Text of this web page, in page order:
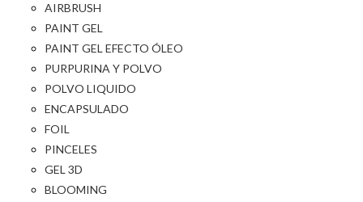
AIRBRUSH
PAINT GEL
PAINT GEL EFECTO ÓLEO
PURPURINA Y POLVO
POLVO LIQUIDO
ENCAPSULADO
FOIL
PINCELES
GEL 3D
BLOOMING